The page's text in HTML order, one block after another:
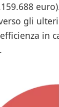
gli
in